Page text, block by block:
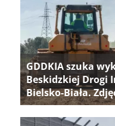
GDDKIA szuka
Beskidzkiej Drogi
Bielsko-Biała.